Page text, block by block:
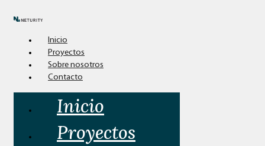
Inicio
Proyectos
Sobre nosotros
Contacto
Inicio
Proyectos